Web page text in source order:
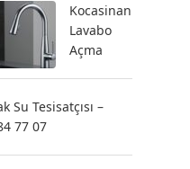
Kocasinan
Lavabo
Açma
Su Tesisatçısı –
77 07